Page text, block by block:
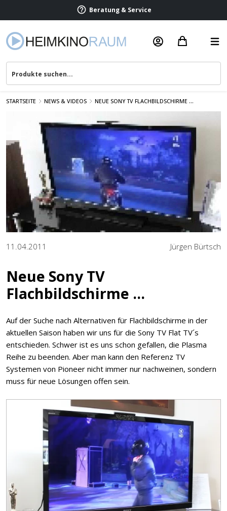
Beratung & Service
STARTSEITE NEWS & VIDEOS NEUE SONY TV FLACHBILDSCHIRME ...
11.04.2011 Jürgen Bürtsch
Neue Sony TV
Flachbildschirme ...
Auf der Suche nach Alternativen für Flachbildschirme in der
aktuellen Saison haben wir uns für die Sony TV Flat TV´s
entschieden. Schwer ist es uns schon gefallen, die Plasma
Reihe zu beenden. Aber man kann den Referenz TV
Systemen von Pioneer nicht immer nur nachweinen, sondern
muss für neue Lösungen offen sein.